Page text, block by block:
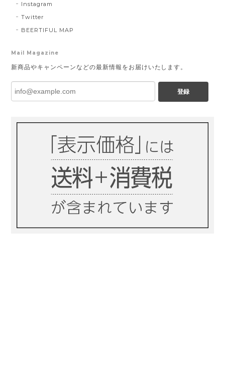
Instagram
Twitter
BEERTIFUL MAP
Mail Magazine
新商品やキャンペーンなどの最新情報をお届けいたします。
登録